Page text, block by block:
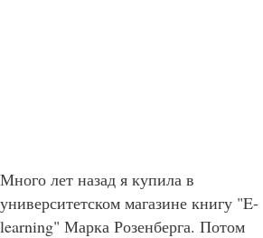
Много лет назад я купила в
университетском магазине книгу "E-
learning" Марка Розенберга. Потом